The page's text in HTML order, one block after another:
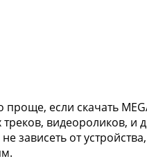
если скачать
видеороликов, и
зависеть от